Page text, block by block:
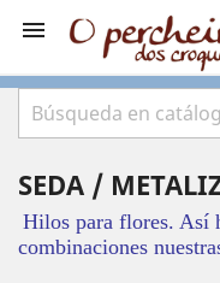

SEDA /
Hilos para flores. Así
combinaciones